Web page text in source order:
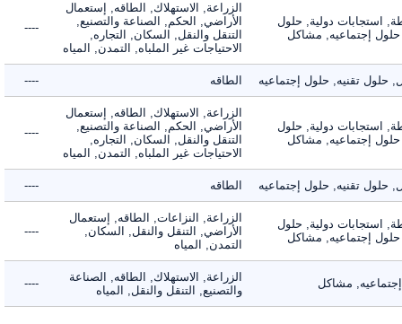
استجابات دولية, حلول
إجتماعيه, مشاكل
الزراعة, الاستهلاك, الطاقه, إستعمال
الأراضي, الحكم, الصناعة والتصنيع,
التنقل والنقل, السكان, التجاره,
الاحتياجات غير الملباه, التمدن, المياه
----
تقنيه, حلول إجتماعيه الطاقه ----
استجابات دولية, حلول
إجتماعيه, مشاكل
الزراعة, الاستهلاك, الطاقه, إستعمال
الأراضي, الحكم, الصناعة والتصنيع,
التنقل والنقل, السكان, التجاره,
الاحتياجات غير الملباه, التمدن, المياه
----
تقنيه, حلول إجتماعيه الطاقه ----
استجابات دولية, حلول
إجتماعيه, مشاكل
الزراعة, النزاعات, الطاقه, إستعمال
الأراضي, التنقل والنقل, السكان,
التمدن, المياه
----
مشاكل
الزراعة, الاستهلاك, الطاقه, الصناعة
والتصنيع, التنقل والنقل, المياه
----